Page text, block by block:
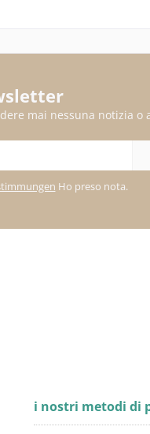
mai nessuna notizia o
Ho preso nota.
i nostri metodi di